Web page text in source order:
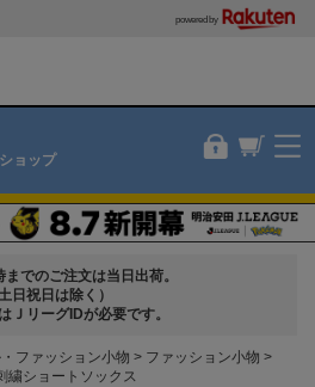
powered by
ョップ
でのご注文は当日出荷。
土日祝日は除く）
ＪリーグIDが必要です。
ファッション小物
ファッション小物
繍ショートソックス